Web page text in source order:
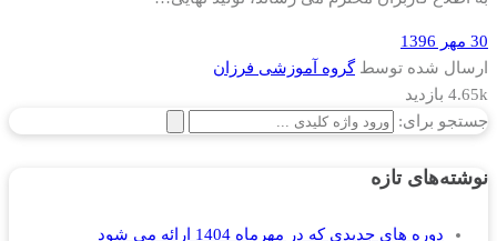
30 مهر 1396
ارسال شده توسطگروه آموزشی فرزان
4.65k بازدید
جستجو برای:
نوشته‌های تازه
دوره های جدیدی که در مهرماه 1404 ارائه می شود